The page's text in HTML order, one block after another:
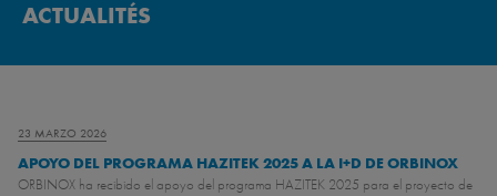
ACTUALITÉS
23 MARZO 2026
APOYO DEL PROGRAMA HAZITEK 2025 A LA I+D DE ORBINOX
ORBINOX ha recibido el apoyo del programa HAZITEK 2025 para el proyecto de